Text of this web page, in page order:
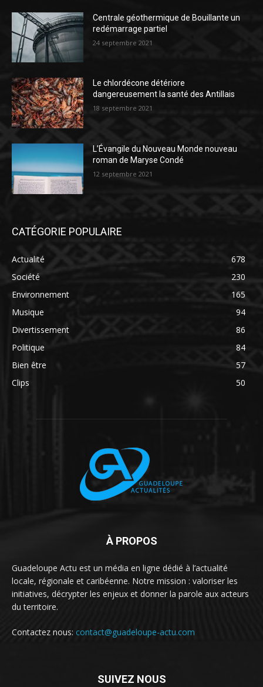
Centrale géothermique de Bouillante un
redémarrage partiel
24 septembre 2021
Le chlordécone détériore
dangereusement la santé des Antillais
18 septembre 2021
L’Évangile du Nouveau Monde nouveau
roman de Maryse Condé
12 septembre 2021
CATÉGORIE POPULAIRE
Actualité
678
Société
230
Environnement
165
Musique
94
Divertissement
86
Politique
84
Bien être
57
Clips
50
À PROPOS
Guadeloupe Actu est un média en ligne dédié à l’actualité
locale, régionale et caribéenne. Notre mission : valoriser les
initiatives, décrypter les enjeux et donner la parole aux acteurs
du territoire.
Contactez nous: contact@guadeloupe-actu.com
SUIVEZ NOUS